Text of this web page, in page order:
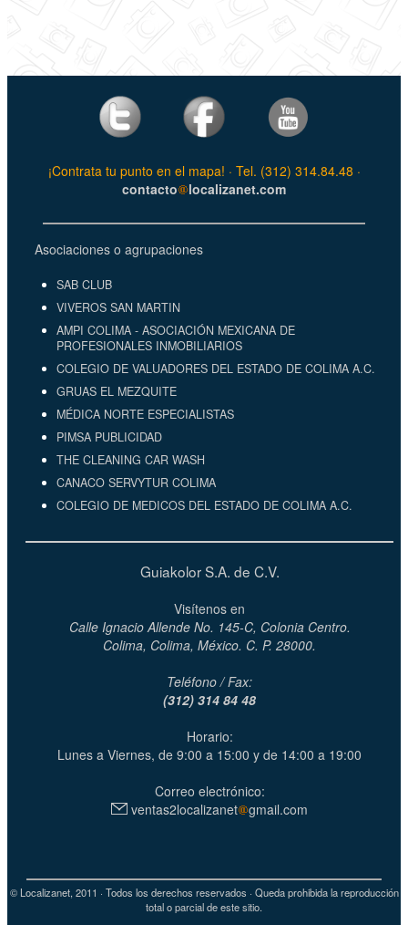
¡Contrata tu punto en el mapa! · Tel. (312) 314.84.48 ·
contacto
localizanet.com
Asociaciones o agrupaciones
SAB CLUB
VIVEROS SAN MARTIN
AMPI COLIMA - ASOCIACIÓN MEXICANA DE
PROFESIONALES INMOBILIARIOS
COLEGIO DE VALUADORES DEL ESTADO DE COLIMA A.C.
GRUAS EL MEZQUITE
MÉDICA NORTE ESPECIALISTAS
PIMSA PUBLICIDAD
THE CLEANING CAR WASH
CANACO SERVYTUR COLIMA
COLEGIO DE MEDICOS DEL ESTADO DE COLIMA A.C.
Guiakolor S.A. de C.V.
Visítenos en
Calle Ignacio Allende No. 145-C, Colonia Centro.
Colima, Colima, México. C. P. 28000.
Teléfono / Fax:
(312) 314 84 48
Horario:
Lunes a Viernes, de 9:00 a 15:00 y de 14:00 a 19:00
Correo electrónico:
ventas2localizanet
gmail.com
© Localizanet, 2011 · Todos los derechos reservados · Queda prohibida la reproducción
total o parcial de este sitio.